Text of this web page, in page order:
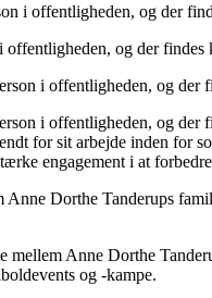
i offentligheden, og der
og der
i offentligheden, og
i offentligheden, og
for sit arbejde inden
engagement i at
Dorthe Tanderups
Anne Dorthe
og -kampe.